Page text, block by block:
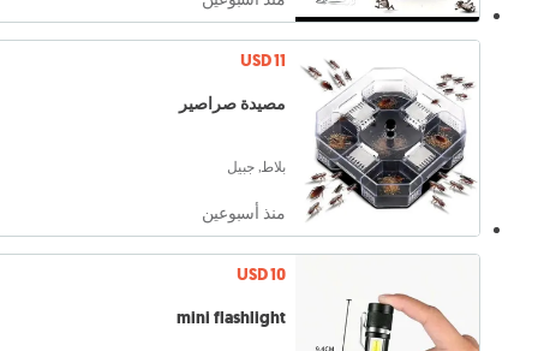
USD 11
مصيدة صراصير
بلاط, جبيل
منذ أسبوعين
USD 10
mini flashlight